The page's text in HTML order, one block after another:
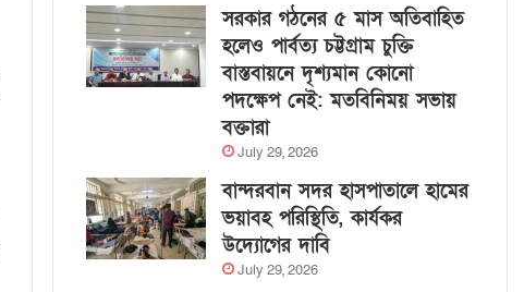
সরকার গঠনের ৫ মাস অতিবাহিত
হলেও পার্বত্য চট্টগ্রাম চুক্তি
বাস্তবায়নে দৃশ্যমান কোনো
পদক্ষেপ নেই: মতবিনিময় সভায়
বক্তারা
July 29, 2026
বান্দরবান সদর হাসপাতালে হামের
ভয়াবহ পরিস্থিতি, কার্যকর
উদ্যোগের দাবি
July 29, 2026